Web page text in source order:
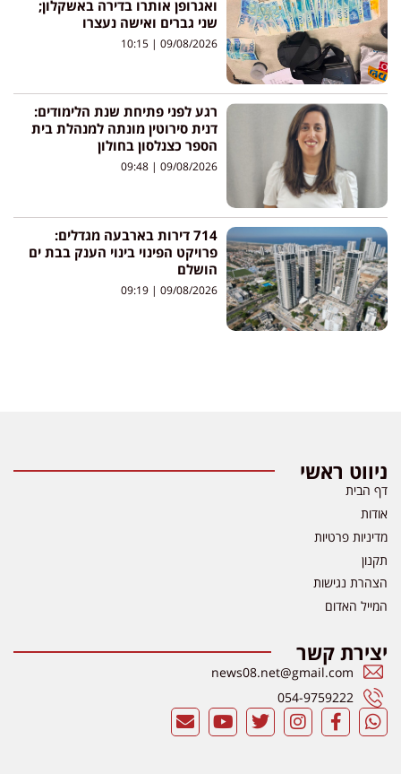
ואגרופן אותרו בדירה באשקלון;
שני גברים ואישה נעצרו
09/08/2026
רגע לפני פתיחת שנת הלימודים:
דנית סירוטין מונתה למנהלת בית
הספר כצנלסון בחולון
09/08/2026
714 דירות בארבעה מגדלים:
פרויקט הפינוי בינוי הענק בבת ים
הושלם
09/08/2026
ניווט ראשי
דף הבית
אודות
מדיניות פרטיות
תקנון
הצהרת נגישות
המייל האדום
יצירת קשר
news08.net@gmail.com
054-9759222